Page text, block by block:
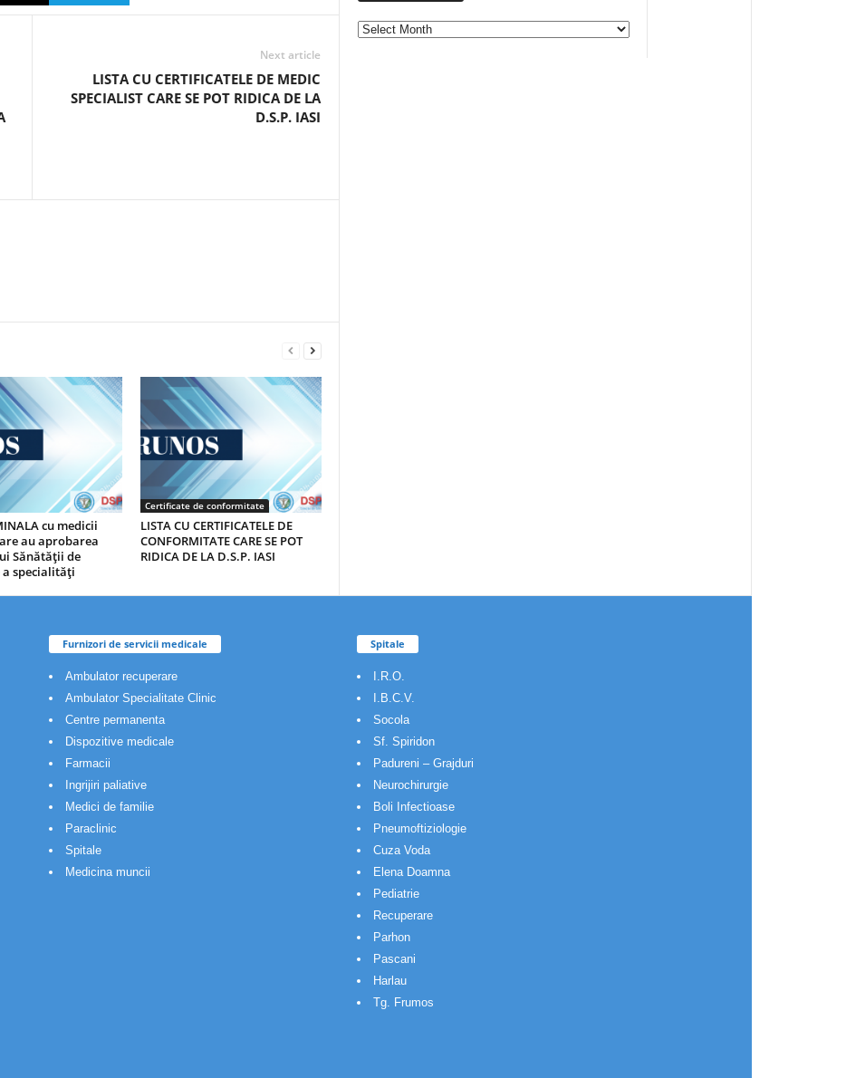
Next article
LISTA CU CERTIFICATELE DE MEDIC
SPECIALIST CARE SE POT RIDICA DE LA
D.S.P. IASI
cu medicii
au aprobarea
Sănătăţii de
specialităţi
Certificate de conformitate
LISTA CU CERTIFICATELE DE
CONFORMITATE CARE SE POT
RIDICA DE LA D.S.P. IASI
Furnizori de servicii medicale
Ambulator recuperare
Ambulator Specialitate Clinic
Centre permanenta
Dispozitive medicale
Farmacii
Ingrijiri paliative
Medici de familie
Paraclinic
Spitale
Medicina muncii
Spitale
I.R.O.
I.B.C.V.
Socola
Sf. Spiridon
Padureni – Grajduri
Neurochirurgie
Boli Infectioase
Pneumoftiziologie
Cuza Voda
Elena Doamna
Pediatrie
Recuperare
Parhon
Pascani
Harlau
Tg. Frumos